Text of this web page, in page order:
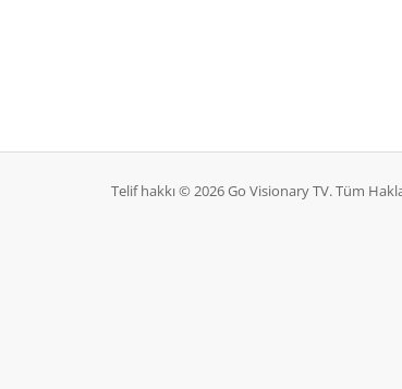
Telif hakkı © 2026 Go Visionary TV. Tüm